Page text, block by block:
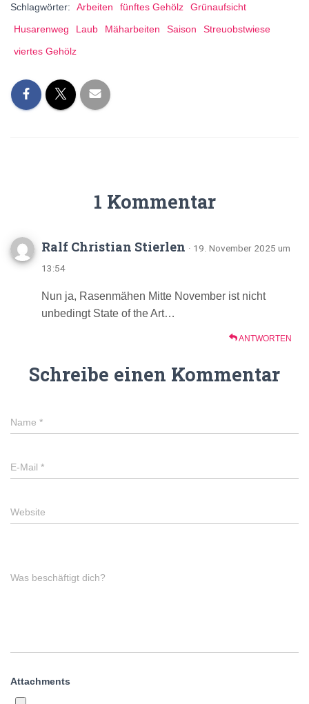
Schlagwörter: Arbeiten fünftes Gehölz
Grünaufsicht
Husarenweg
Laub Mäharbeiten Saison
Streuobstwiese
viertes Gehölz
1 Kommentar
Ralf Christian Stierlen · 19. November 2025 um
13:54
Nun ja, Rasenmähen Mitte November ist nicht
unbedingt State of the Art…
ANTWORTEN
Schreibe einen Kommentar
Name *
E-Mail *
Website
Was beschäftigt dich?
Attachments